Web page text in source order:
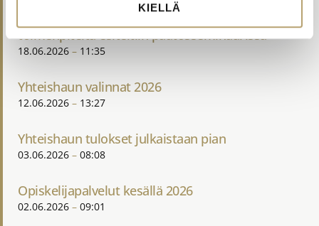
KIELLÄ
toimenpiteitä esiteltiin päätösseminaarissa
18.06.2026 11:35
Yhteishaun valinnat 2026
12.06.2026 13:27
Yhteishaun tulokset julkaistaan pian
03.06.2026 08:08
Opiskelijapalvelut kesällä 2026
02.06.2026 09:01